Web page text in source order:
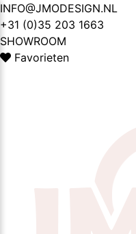
Ga
naar
de
inhoud
INFO@JMODESIGN.NL
+31 (0)35 203 1663
SHOWROOM
Favorieten